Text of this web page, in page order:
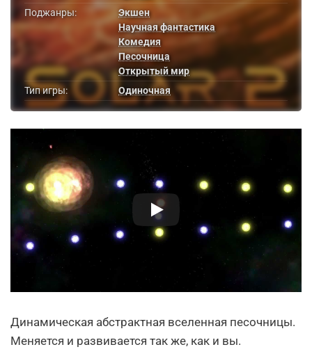
Поджанры:
Экшен
Научная фантастика
Комедия
Песочница
Открытый мир
Тип игры:
Одиночная
Динамическая абстрактная вселенная песочницы.
Меняется и развивается так же, как и вы.